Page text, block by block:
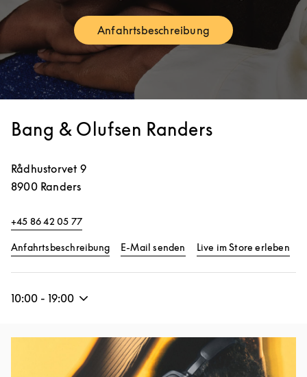
AnfahrtsbeschreibungLink Opens in New Tab
Bang & Olufsen Randers
Rådhustorvet 9
8900 Randers
+45 86 42 05 77
AnfahrtsbeschreibungLink Opens in New Tab
E-Mail senden Live im Store erleben
10:00 - 19:00